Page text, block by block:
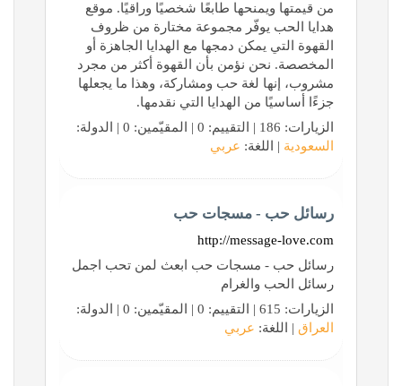
من قيمتها ويمنحها طابعًا شخصيًا وراقيًا. موقع
هدايا الحب يوفّر مجموعة مختارة من ظروف
القهوة التي يمكن دمجها مع الهدايا الجاهزة أو
المخصصة. نحن نؤمن بأن القهوة أكثر من مجرد
مشروب، إنها لغة حب ومشاركة، وهذا ما يجعلها
جزءًا أساسيًا من الهدايا التي نقدمها.
الزيارات: 186 | التقييم: 0 | المقيّمين: 0 | الدولة:
السعودية | اللغة: عربي
رسائل حب - مسجات حب
http://message-love.com
رسائل حب - مسجات حب ابعث لمن تحب اجمل
رسائل الحب والغرام
الزيارات: 615 | التقييم: 0 | المقيّمين: 0 | الدولة:
العراق | اللغة: عربي